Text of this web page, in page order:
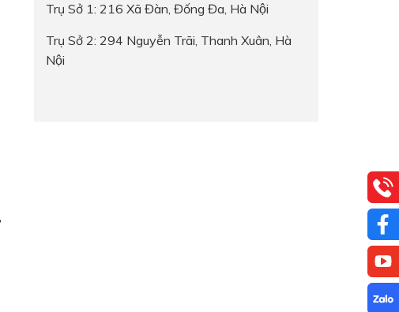
Trụ Sở 1: 216 Xã Đàn, Đống Đa, Hà Nội
Trụ Sở 2: 294 Nguyễn Trãi, Thanh Xuân, Hà
Nội